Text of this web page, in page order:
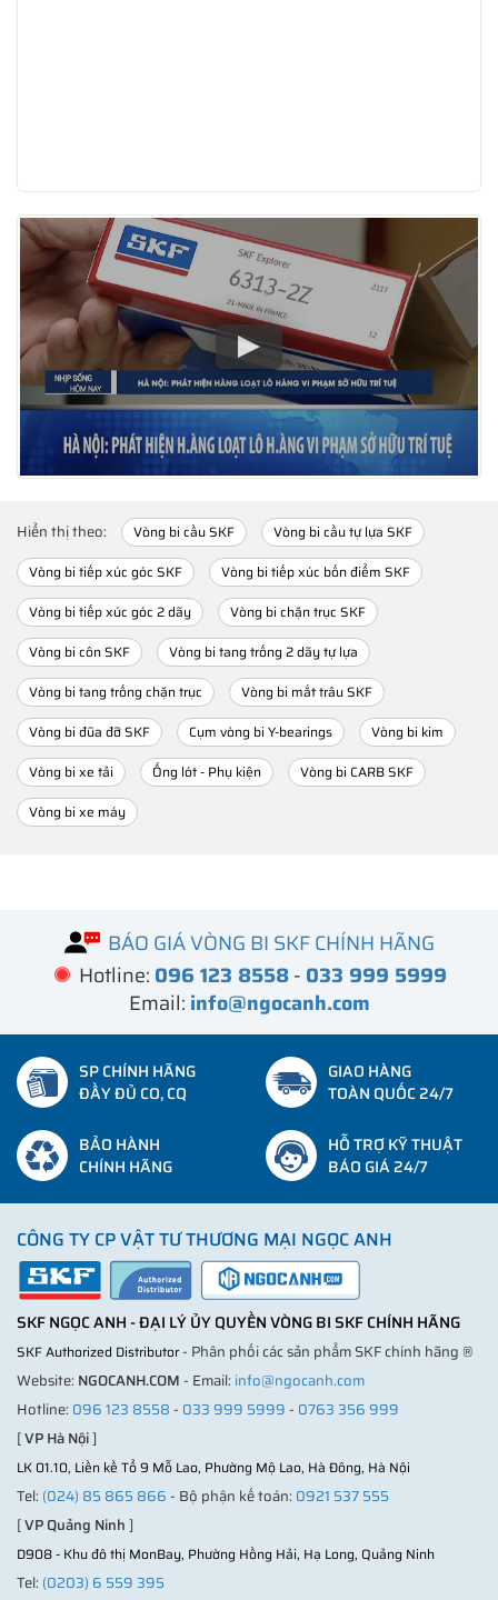
Hiển thị theo: Vòng bi cầu SKF
Vòng bi cầu tự lựa SKF
Vòng bi tiếp xúc góc SKF
Vòng bi tiếp xúc bốn điểm SKF
Vòng bi tiếp xúc góc 2 dãy
Vòng bi chặn trục SKF
Vòng bi côn SKF
Vòng bi tang trống 2 dãy tự lựa
Vòng bi tang trống chặn trục
Vòng bi mắt trâu SKF
Vòng bi đũa đỡ SKF
Cụm vòng bi Y-bearings
Vòng bi kim
Vòng bi xe tải
Ống lót - Phụ kiện
Vòng bi CARB SKF
Vòng bi xe máy
BÁO GIÁ VÒNG BI SKF CHÍNH HÃNG
Hotline: 096 123 8558- 033 999 5999
Email: info@ngocanh.com
SP CHÍNH HÃNG
ĐẦY ĐỦ CO, CQ
GIAO HÀNG
TOÀN QUỐC 24/7
BẢO HÀNH
CHÍNH HÃNG
HỖ TRỢ KỸ THUẬT
BÁO GIÁ 24/7
CÔNG TY CP VẬT TƯ THƯƠNG MẠI NGỌC ANH
SKF NGỌC ANH - ĐẠI LÝ ỦY QUYỀN VÒNG BI SKF CHÍNH HÃNG
SKF Authorized Distributor- Phân phối các sản phẩm SKF chính hãng ®
Website: NGOCANH.COM- Email: info@ngocanh.com
Hotline: 096 123 8558- 033 999 5999- 0763 356 999
[VP Hà Nội]
LK 01.10, Liền kề Tổ 9 Mỗ Lao, Phường Mộ Lao, Hà Đông, Hà Nội
Tel: (024) 85 865 866- Bộ phận kế toán: 0921 537 555
[VP Quảng Ninh]
D908 - Khu đô thị MonBay, Phường Hồng Hải, Hạ Long, Quảng Ninh
Tel: (0203) 6 559 395